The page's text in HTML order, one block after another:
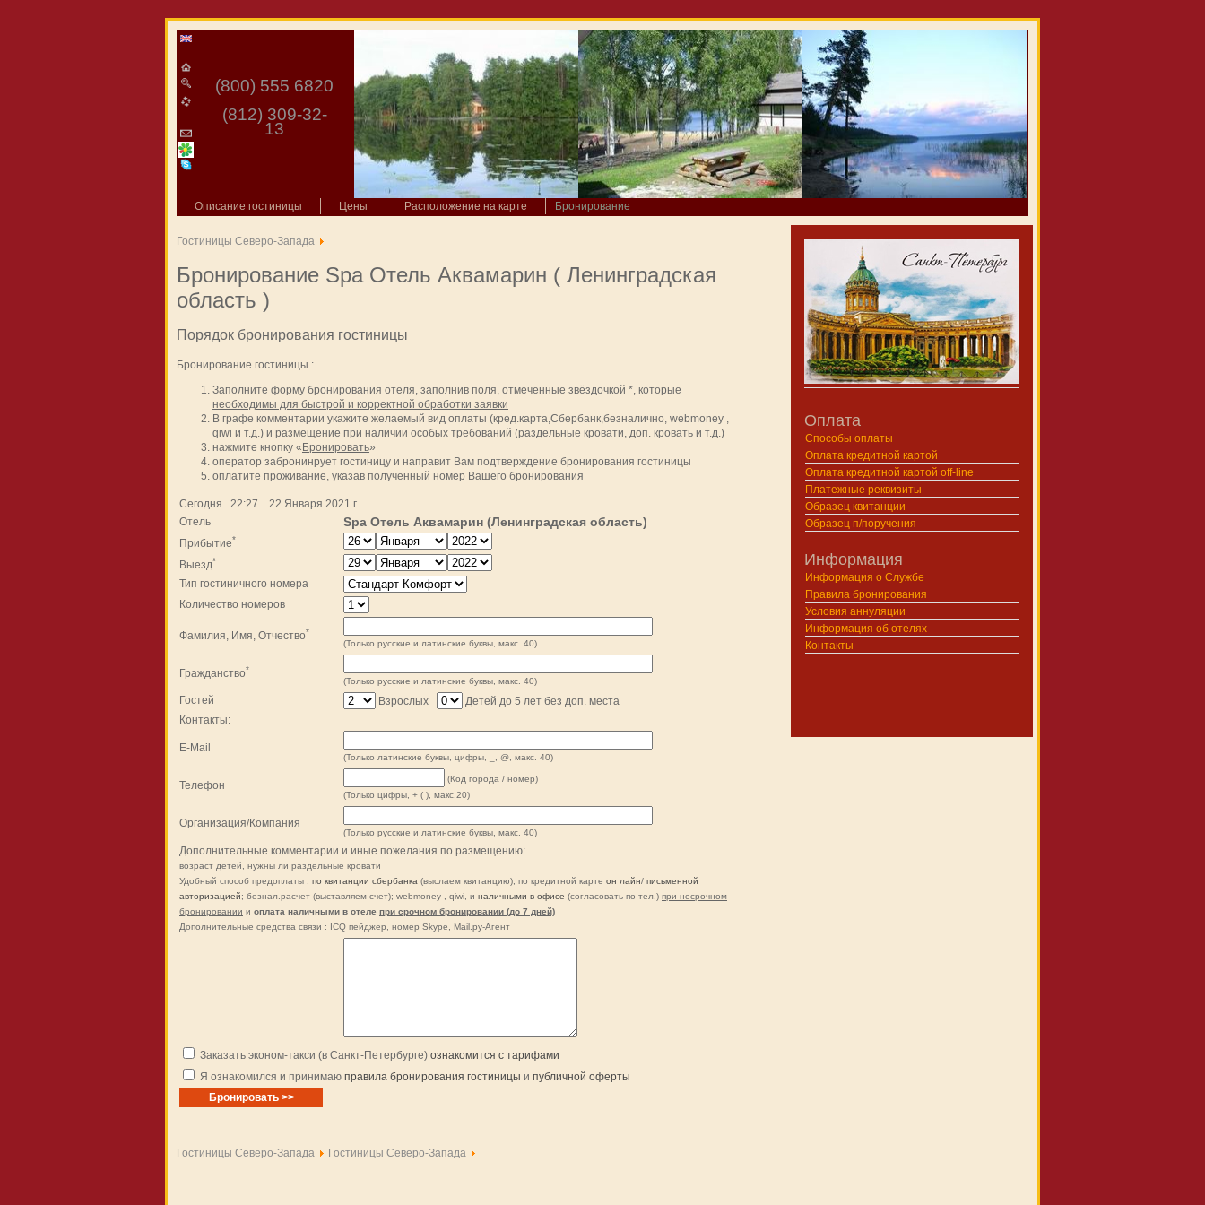
(800) 555 6820
(812) 309-32-
13
Описание гостиницы Цены Расположение на карте Бронирование
Гостиницы Северо-Запада
Бронирование Spa Отель Аквамарин ( Ленинградская
область )
Порядок бронирования гостиницы
Бронирование гостиницы :
Заполните форму бронирования отеля, заполнив поля, отмеченные звёздочкой *, которые
необходимы для быстрой и корректной обработки заявки
В графе комментарии укажите желаемый вид оплаты (кред.карта,Сбербанк,безналично, webmoney ,
qiwi и т.д.) и размещение при наличии особых требований (раздельные кровати, доп. кровать и т.д.)
нажмите кнопку « Бронировать»
оператор забронинрует гостиницу и направит Вам подтверждение бронирования гостиницы
оплатите проживание, указав полученный номер Вашего бронирования
Сегодня 22:27 22 Января 2021 г.
Отель
Spa Отель Аквамарин (Ленинградская область)
Прибытие*
Выезд*
Тип гостиничного номера
Количество номеров
Фамилия, Имя, Отчество*
(Только русские и латинские буквы, макс. 40)
Гражданство*
(Только русские и латинские буквы, макс. 40)
Гостей Взрослых
Детей до 5 лет без доп. места
Контакты:
E-Mail
(Только латинские буквы, цифры, _, @, макс. 40)
Телефон
(Код города / номер)
(Только цифры, + ( ), макс.20)
Организация/Компания
(Только русские и латинские буквы, макс. 40)
Дополнительные комментарии и иные пожелания по размещению:
возраст детей, нужны ли раздельные кровати
Удобный способ предоплаты : по квитанции сбербанка (выслаем квитанцию); по кредитной карте он лайн/ письменной
авторизацией; безнал.расчет (выставляем счет); webmoney , qiwi, и наличными в офисе (согласовать по тел.) при несрочном
бронировании и оплата наличными в отеле при срочном бронировании (до 7 дней)
Дополнительные средства связи : ICQ пейджер, номер Skype, Mail.рy-Агент
Заказать эконом-такси (в Санкт-Петербурге) ознакомится с тарифами
Я ознакомился и принимаю правила бронирования гостиницы и публичной оферты
Гостиницы Северо-Запада Гостиницы Северо-Запада
Оплата
Способы оплаты
Оплата кредитной картой
Оплата кредитной картой off-line
Платежные реквизиты
Образец квитанции
Образец п/поручения
Информация
Информация о Службе
Правила бронирования
Условия аннуляции
Информация об отелях
Контакты